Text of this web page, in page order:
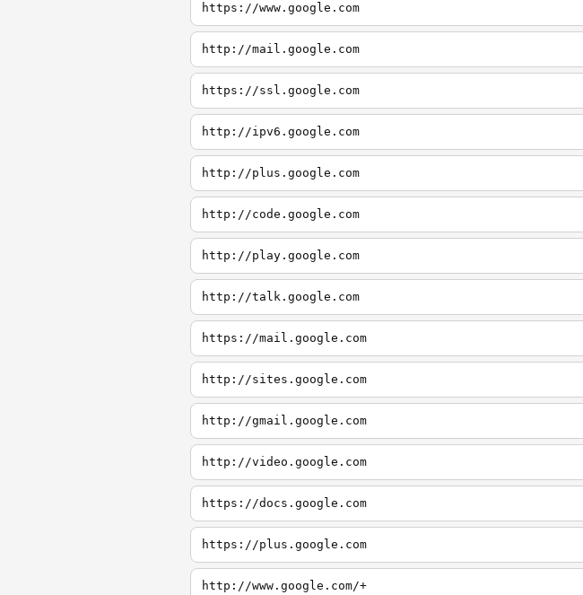
https://www.google.com
http://mail.google.com
https://ssl.google.com
http://ipv6.google.com
http://plus.google.com
http://code.google.com
http://play.google.com
http://talk.google.com
https://mail.google.com
http://sites.google.com
http://gmail.google.com
http://video.google.com
https://docs.google.com
https://plus.google.com
http://www.google.com/+